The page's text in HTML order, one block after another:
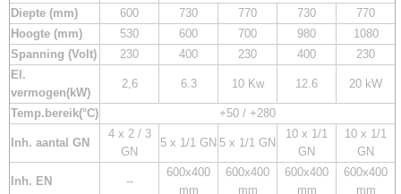
Diepte (mm)
600 730 770 730
770
Hoogte (mm)
530 600 700 980
1080
Spanning (Volt)
230 400 230 400
230
El.
vermogen(kW)
2,6 6.3 10 Kw 12.6 20 kW
Temp.bereik(°C) +50 / +280
Inh. aantal GN
4 x 2 / 3
GN
5 x 1/1 GN 5 x 1/1 GN
10 x 1/1
GN
10 x 1/1
GN
Inh. EN --
600x400
mm
600x400
mm
600x400
mm
600x400
mm